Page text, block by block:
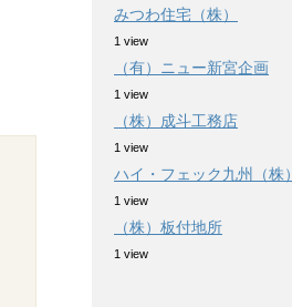
みつわ住宅（株）
1 view
（有）ニュー新宮企画
1 view
（株）成斗工務店
1 view
ハイ・フェック九州（株）
1 view
（株）板付地所
1 view